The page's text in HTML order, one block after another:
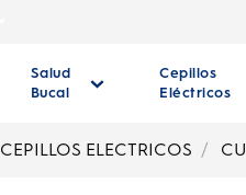
Salud
Bucal
Cepillos
Eléctricos
CEPILLOS ELECTRICOS